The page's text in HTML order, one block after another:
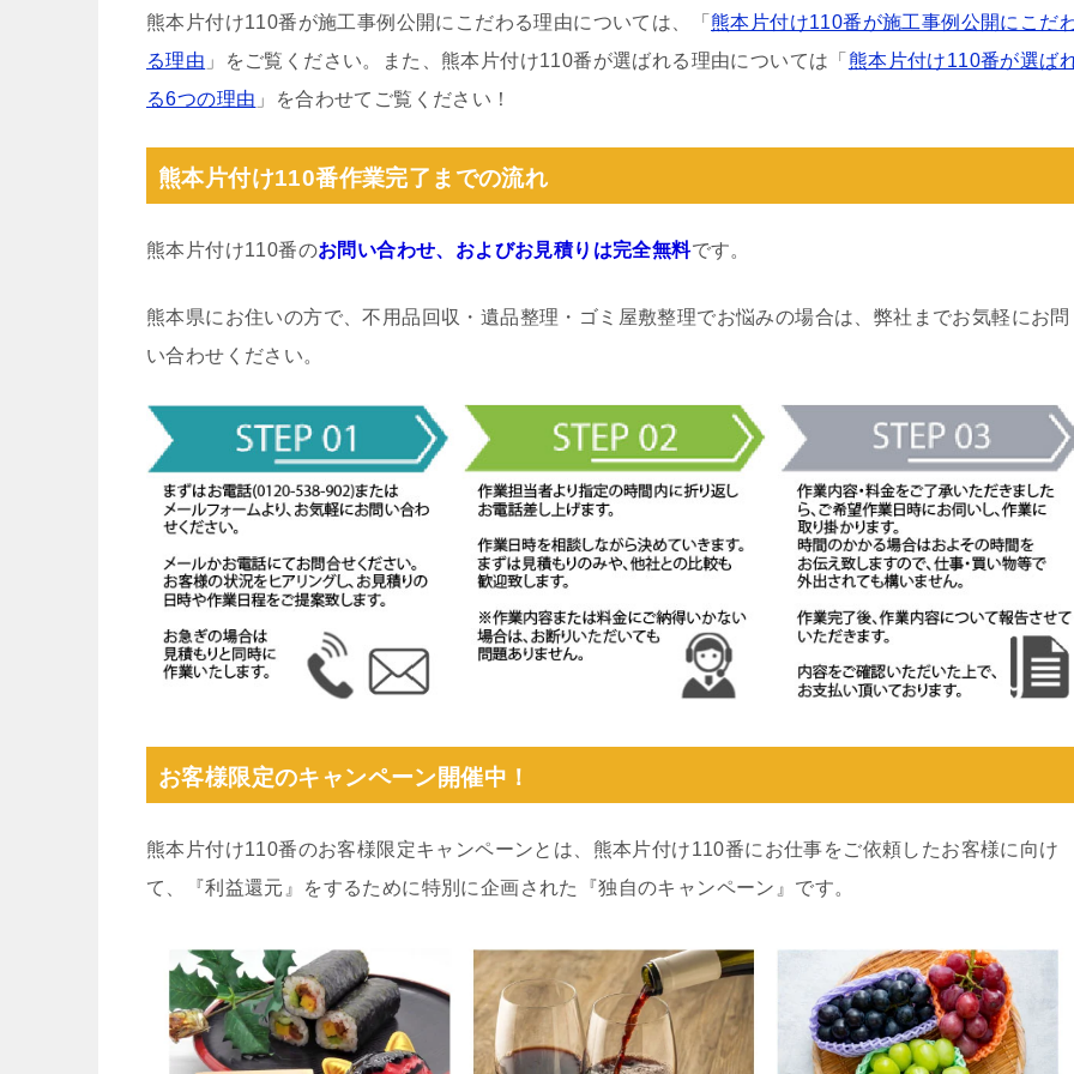
熊本片付け110番が施工事例公開にこだわる理由については、「 熊本片付け110番が施工事例公開にこだ
る理由 」をご覧ください。また、熊本片付け110番が選ばれる理由については「 熊本片付け110番が選ば
る6つの理由 」を合わせてご覧ください！
熊本片付け110番作業完了までの流れ
熊本片付け110番のお問い合わせ、およびお見積りは完全無料です。
熊本県にお住いの方で、不用品回収・遺品整理・ゴミ屋敷整理でお悩みの場合は、弊社までお気軽にお問
い合わせください。
お客様限定のキャンペーン開催中！
熊本片付け110番のお客様限定キャンペーンとは、熊本片付け110番にお仕事をご依頼したお客様に向け
て、『利益還元』をするために特別に企画された『独自のキャンペーン』です。